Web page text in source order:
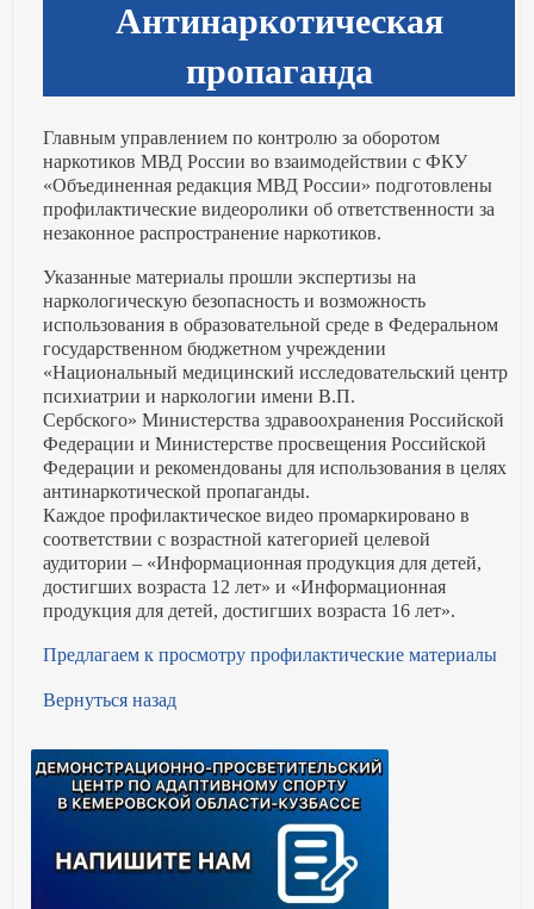
Антинаркотическая
пропаганда
Главным управлением по контролю за оборотом
наркотиков МВД России во взаимодействии с ФКУ
«Объединенная редакция МВД России» подготовлены
профилактические видеоролики об ответственности за
незаконное распространение наркотиков.
Указанные материалы прошли экспертизы на
наркологическую безопасность и возможность
использования в образовательной среде в Федеральном
государственном бюджетном учреждении
«Национальный медицинский исследовательский центр
психиатрии и наркологии имени В.П.
Сербского» Министерства здравоохранения Российской
Федерации и Министерстве просвещения Российской
Федерации и рекомендованы для использования в целях
антинаркотической пропаганды.
Каждое профилактическое видео промаркировано в
соответствии с возрастной категорией целевой
аудитории – «Информационная продукция для детей,
достигших возраста 12 лет» и «Информационная
продукция для детей, достигших возраста 16 лет».
Предлагаем к просмотру профилактические материалы
Вернуться назад